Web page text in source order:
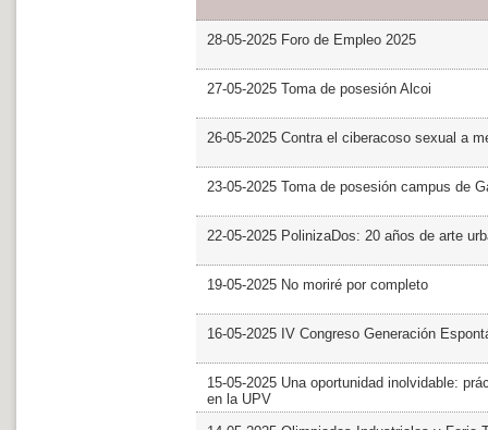
28-05-2025 Foro de Empleo 2025
27-05-2025 Toma de posesión Alcoi
26-05-2025 Contra el ciberacoso sexual a
23-05-2025 Toma de posesión campus de
22-05-2025 PolinizaDos: 20 años de arte
19-05-2025 No moriré por completo
16-05-2025 IV Congreso Generación
15-05-2025 Una oportunidad inolvidable:
en la UPV